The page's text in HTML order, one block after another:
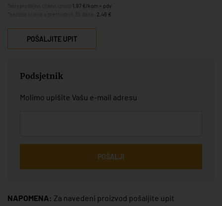
1,97 €/kom + pdv
2,46 €
POŠALJITE UPIT
Podsjetnik
Molimo upišite Vašu e-mail adresu
POŠALJI
NAPOMENA: Za navedeni proizvod pošaljite upit